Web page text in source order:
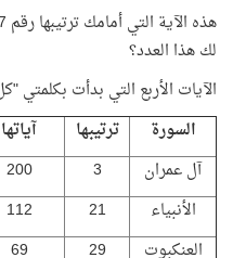
لك هذا العدد؟
الآيات الأربع التي بدأت
السورة
ترتيبها
آياتها
آل عمران
3
200
الأنبياء
21
112
العنكبوت
29
69